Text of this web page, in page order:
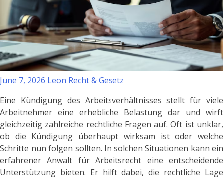
June 7, 2026 Leon Recht & Gesetz
Eine Kündigung des Arbeitsverhältnisses stellt für viele
Arbeitnehmer eine erhebliche Belastung dar und wirft
gleichzeitig zahlreiche rechtliche Fragen auf. Oft ist unklar,
ob die Kündigung überhaupt wirksam ist oder welche
Schritte nun folgen sollten. In solchen Situationen kann ein
erfahrener Anwalt für Arbeitsrecht eine entscheidende
Unterstützung bieten. Er hilft dabei, die rechtliche Lage